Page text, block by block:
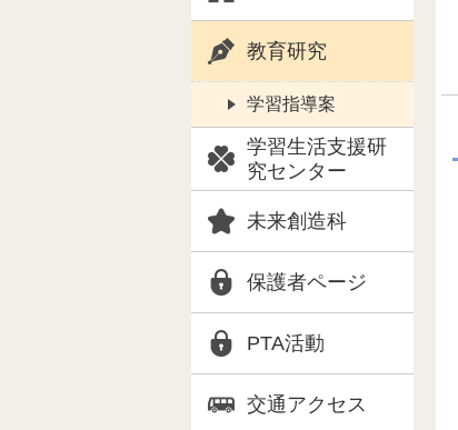
教育研究
学習指導案
学習生活支援研
究センター
未来創造科
保護者ページ
PTA活動
交通アクセス